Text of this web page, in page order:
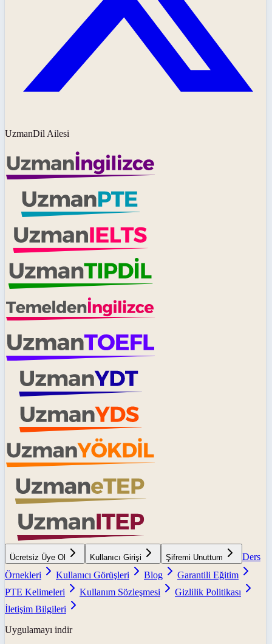
UzmanDil Ailesi
Ücretsiz Üye Ol Kullanıcı Girişi Şifremi Unuttum
Ders
Örnekleri
Kullanıcı Görüşleri Blog
Garantili Eğitim
PTE Kelimeleri
Kullanım Sözleşmesi
Gizlilik Politikası
İletişim Bilgileri
Uygulamayı indir